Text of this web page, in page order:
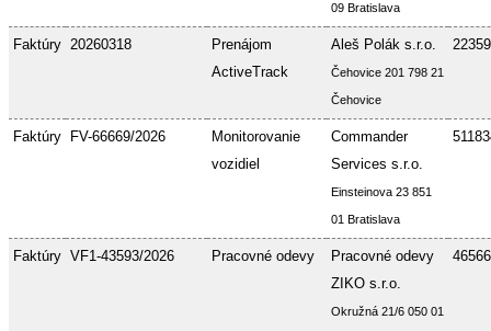
09 Bratislava
Faktúry 20260318
Prenájom
ActiveTrack
Aleš Polák s.r.o.
Čehovice 201 798 21
Čehovice
Faktúry FV-66669/2026
Monitorovanie
vozidiel
Commander
Services s.r.o.
Einsteinova 23 851
01 Bratislava
Faktúry VF1-43593/2026 Pracovné odevy
Pracovné odevy
ZIKO s.r.o.
Okružná 21/6 050 01